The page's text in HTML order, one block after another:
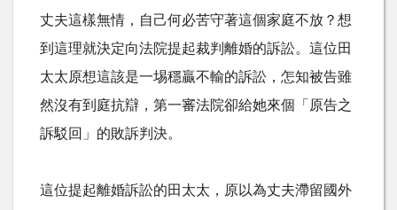
丈夫這樣無情，自己何必苦守著這個家庭不放？想
到這理就決定向法院提起裁判離婚的訴訟。這位田
太太原想這該是一埸穩贏不輸的訴訟，怎知被告雖
然沒有到庭抗辯，第一審法院卻給她來個「原告之
訴駁回」的敗訴判決。
這位提起離婚訴訟的田太太，原以為丈夫滯留國外